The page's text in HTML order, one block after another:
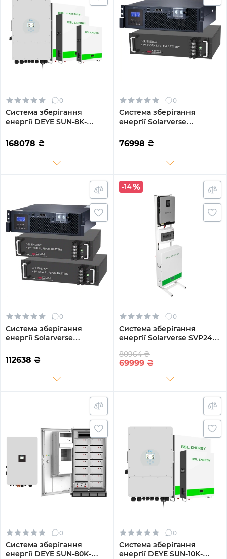
0
Система зберігання
енергії DEYE SUN-8K-
W 8kW 15.36kWh 3BAT
LiFePO4 6500 циклів
168078 ₴
0
Система зберігання
енергії Solarverse
4.8kWh 1BAT LiFePO4 6500
циклів
76998 ₴
0
Система зберігання
енергії Solarverse
5 9.6kWh 2BAT LiFePO4
6500 циклів
112638 ₴
-14
0
Система зберігання
енергії Solarverse SVP24-
5.12kWh 1BAT LiFePO4 6500
циклів
80964 ₴
69999 ₴
0
Система зберігання
енергії DEYE SUN-80K-
0
Система зберігання
енергії DEYE SUN-10K-